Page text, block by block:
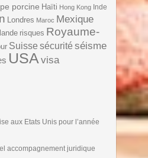
porcine Haïti Hong Kong Inde
Londres Maroc Mexique
risques Royaume-
Suisse sécurité séisme
USA visa
aux Etats Unis pour l’année
accompagnement juridique